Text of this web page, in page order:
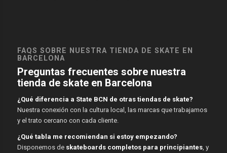
FAQS SOBRE NUESTRA TIENDA DE SKATE EN
BARCELONA
Preguntas frecuentes sobre nuestra
tienda de skate en Barcelona
¿Qué diferencia a State BCN de otras tiendas de skate?
Nuestra conexión con la cultura local, las marcas que trabajamos
y el trato cercano con cada cliente.
¿Qué tabla me recomiendan si estoy empezando?
Disponemos de skateboards completos para principiantes, y